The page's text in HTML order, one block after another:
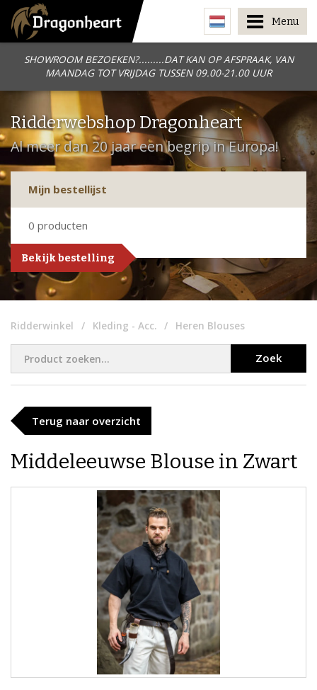
SHOWROOM BEZOEKEN?.........DAT KAN OP AFSPRAAK, VAN
MAANDAG TOT VRIJDAG TUSSEN 09.00-21.00 UUR
Menu
Ridderwebshop Dragonheart
Al meer dan 20 jaar een begrip in Europa!
Mijn bestellijst
0 producten
Bekijk bestelling
Ridderwinkel Kleding - Acc. Heren Blouses
Zoek
Terug naar overzicht
Middeleeuwse Blouse in Zwart